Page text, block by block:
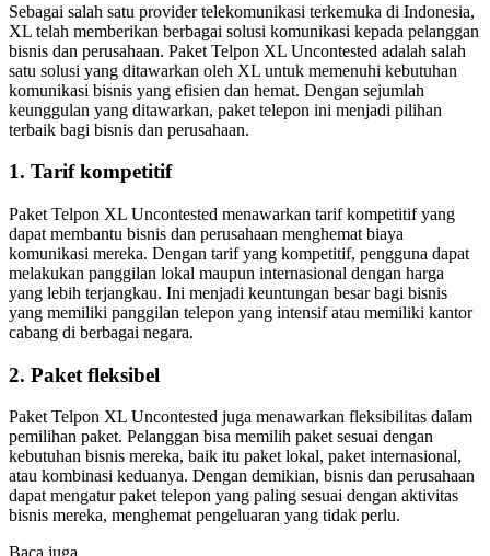
Sebagai salah satu provider telekomunikasi terkemuka di Indonesia,
XL telah memberikan berbagai solusi komunikasi kepada pelanggan
bisnis dan perusahaan. Paket Telpon XL Uncontested adalah salah
satu solusi yang ditawarkan oleh XL untuk memenuhi kebutuhan
komunikasi bisnis yang efisien dan hemat. Dengan sejumlah
keunggulan yang ditawarkan, paket telepon ini menjadi pilihan
terbaik bagi bisnis dan perusahaan.
1. Tarif kompetitif
Paket Telpon XL Uncontested menawarkan tarif kompetitif yang
dapat membantu bisnis dan perusahaan menghemat biaya
komunikasi mereka. Dengan tarif yang kompetitif, pengguna dapat
melakukan panggilan lokal maupun internasional dengan harga
yang lebih terjangkau. Ini menjadi keuntungan besar bagi bisnis
yang memiliki panggilan telepon yang intensif atau memiliki kantor
cabang di berbagai negara.
2. Paket fleksibel
Paket Telpon XL Uncontested juga menawarkan fleksibilitas dalam
pemilihan paket. Pelanggan bisa memilih paket sesuai dengan
kebutuhan bisnis mereka, baik itu paket lokal, paket internasional,
atau kombinasi keduanya. Dengan demikian, bisnis dan perusahaan
dapat mengatur paket telepon yang paling sesuai dengan aktivitas
bisnis mereka, menghemat pengeluaran yang tidak perlu.